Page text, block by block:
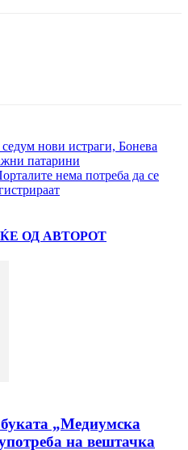
нови истраги, Бонева
патарини
нема потреба да се
ОД АВТОРОТ
„Медиумска
на вештачка